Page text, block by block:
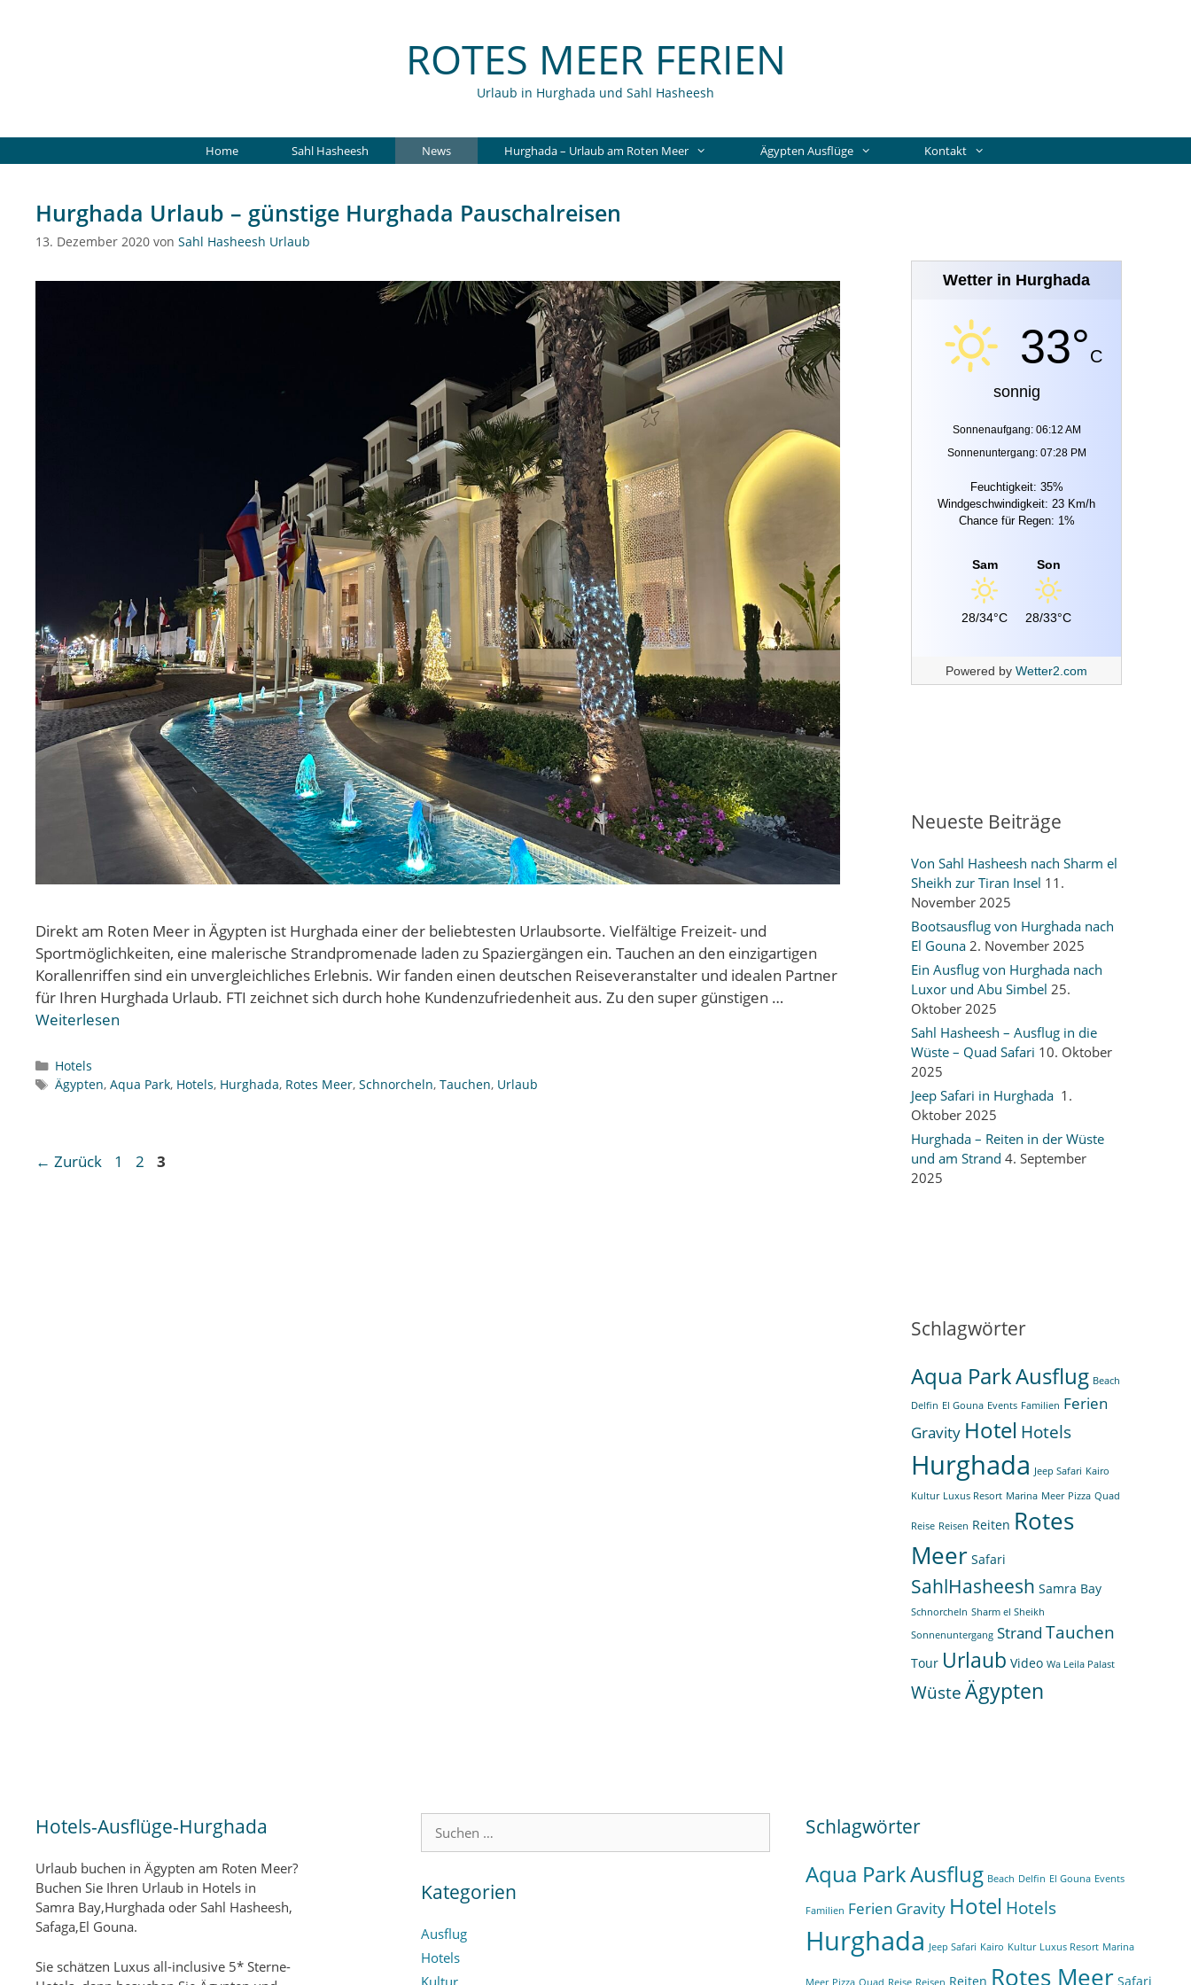
ROTES MEER FERIEN
Urlaub in Hurghada und Sahl Hasheesh
Home Sahl Hasheesh News Hurghada – Urlaub am Roten Meer Ägypten Ausflüge Kontakt
Hurghada Urlaub – günstige Hurghada Pauschalreisen
13. Dezember 2020 von Sahl Hasheesh Urlaub
Direkt am Roten Meer in Ägypten ist Hurghada einer der beliebtesten Urlaubsorte. Vielfältige Freizeit- und
Sportmöglichkeiten, eine malerische Strandpromenade laden zu Spaziergängen ein. Tauchen an den einzigartigen
Korallenriffen sind ein unvergleichliches Erlebnis. Wir fanden einen deutschen Reiseveranstalter und idealen Partner
für Ihren Hurghada Urlaub. FTI zeichnet sich durch hohe Kundenzufriedenheit aus. Zu den super günstigen …
Weiterlesen
Kategorien
Hotels
Schlagwörter
Ägypten, Aqua Park, Hotels, Hurghada, Rotes Meer, Schnorcheln, Tauchen, Urlaub
← Zurück Seite
1 Seite
2 Seite
3
Wetter in Hurghada
33°C
sonnig
Sonnenaufgang: 06:12 AM
Sonnenuntergang: 07:28 PM
Feuchtigkeit: 35%
Windgeschwindigkeit: 23 Km/h
Chance für Regen: 1%
Sam
28/34°C
Son
28/33°C
Powered by Wetter2.com
Neueste Beiträge
Von Sahl Hasheesh nach Sharm el
Sheikh zur Tiran Insel 11.
November 2025
Bootsausflug von Hurghada nach
El Gouna 2. November 2025
Ein Ausflug von Hurghada nach
Luxor und Abu Simbel 25.
Oktober 2025
Sahl Hasheesh – Ausflug in die
Wüste – Quad Safari 10. Oktober
2025
Jeep Safari in Hurghada 1.
Oktober 2025
Hurghada – Reiten in der Wüste
und am Strand 4. September
2025
Schlagwörter
Aqua ParkAusflug Beach
Delfin El Gouna Events Familien Ferien
Gravity Hotel Hotels
Hurghada Jeep Safari Kairo
Kultur Luxus Resort Marina Meer Pizza Quad
Reise Reisen Reiten Rotes
Meer Safari
SahlHasheesh Samra Bay
Schnorcheln Sharm el Sheikh
Sonnenuntergang Strand Tauchen
Tour Urlaub Video Wa Leila Palast
WüsteÄgypten
Hotels-Ausflüge-Hurghada
Urlaub buchen in Ägypten am Roten Meer?
Buchen Sie Ihren Urlaub in Hotels in
Samra Bay,Hurghada oder Sahl Hasheesh,
Safaga,El Gouna.
Sie schätzen Luxus all-inclusive 5* Sterne-
nach:
Kategorien
Ausflug
Hotels
Kultur
Schlagwörter
Aqua ParkAusflug Beach Delfin El Gouna Events
Familien Ferien Gravity Hotel Hotels
Hurghada Jeep Safari Kairo Kultur Luxus Resort Marina
Meer Pizza Quad Reise Reisen Reiten Rotes Meer Safari